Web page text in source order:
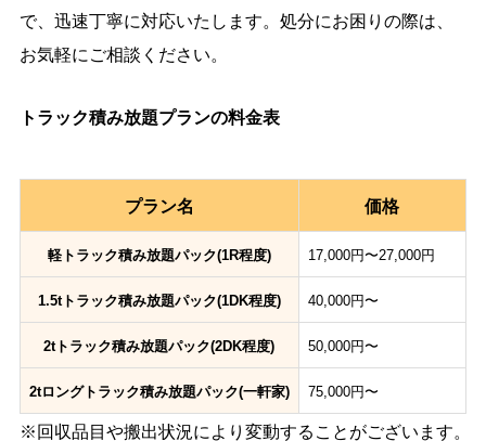
で、迅速丁寧に対応いたします。処分にお困りの際は、
お気軽にご相談ください。
トラック積み放題プランの料金表
プラン名 価格
軽トラック積み放題パック(1R程度) 17,000円〜27,000円
1.5tトラック積み放題パック(1DK程度) 40,000円〜
2tトラック積み放題パック(2DK程度) 50,000円〜
2tロングトラック積み放題パック(一軒家) 75,000円〜
※回収品目や搬出状況により変動することがございます。